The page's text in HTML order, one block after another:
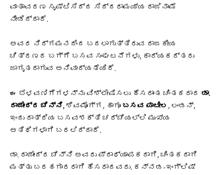
ವಾತಾವರಣ ಸೃಷ್ಟಿಸಿದ್ದ ಸಿದ್ದರಾಮಯ್ಯ ರಾಜಿನಾಮೆ
ನೀಡಿದ್ದಾರೆ.
ಅವರ ನಿರ್ಗಮನದಿಂದ ಬದಲಾಗುತ್ತಿರುವ ರಾಜಕೀಯ
ಚಿತ್ರಣದ ಬಗ್ಗೆ ಬಸವ ಸಂಘಟನೆಗಳು, ಕಾರ್ಯಕರ್ತರು
ಜಾಗೃತರಾಗುವ ಅನಿವಾರ್ಯತೆಯಿದೆ.
ಈ ಬೆಳವಣಿಗೆಗಳನ್ನು ವಿಶ್ಲೇಷಿಸಲು ಹೆಸರಾಂತ ಚಿಂತಕರಾದ ಡಾ.
ರಾಜೇಂದ್ರ ಚೆನ್ನಿ, ಶಿವಮೊಗ್ಗ, ಹಾಗೂ ಬಸವ ಪಾಟೀಲ , ಲಂಡನ್,
ಇಂದು ರಾತ್ರಿಯ ಬಸವಶಕ್ತಿ ಚರ್ಚೆಯಲ್ಲಿ ಮುಖ್ಯ
ಅತಿಥಿಗಳಾಗಿ ಬರಲಿದ್ದಾರೆ.
ಡಾ. ರಾಜೇಂದ್ರ ಚೆನ್ನಿ ಅವರು ಪ್ರಾಧ್ಯಾಪಕರಾಗಿ, ಚಿಂತಕರಾಗಿ
ಮತ್ತು ಬರಹಗಾರರಾಗಿ ಹೆಸರಾದವರು. ಕನ್ನಡ-ಇಂಗ್ಲಿಷ್